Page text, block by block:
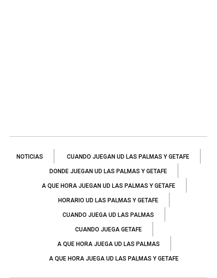
NOTICIAS CUANDO JUEGAN UD LAS PALMAS Y GETAFE
DONDE JUEGAN UD LAS PALMAS Y GETAFE
A QUE HORA JUEGAN UD LAS PALMAS Y GETAFE
HORARIO UD LAS PALMAS Y GETAFE
CUANDO JUEGA UD LAS PALMAS
CUANDO JUEGA GETAFE
A QUE HORA JUEGA UD LAS PALMAS
A QUE HORA JUEGA UD LAS PALMAS Y GETAFE